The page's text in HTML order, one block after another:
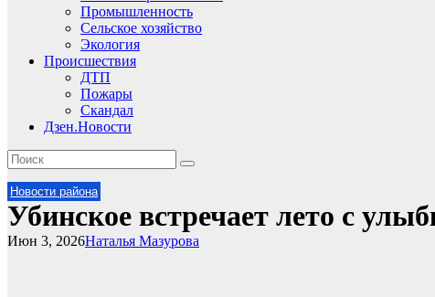
Промышленность
Сельское хозяйство
Экология
Происшествия
ДТП
Пожары
Скандал
Дзен.Новости
Новости района
Убинское встречает лето с
Наталья Мазурова
Июн 3, 2026